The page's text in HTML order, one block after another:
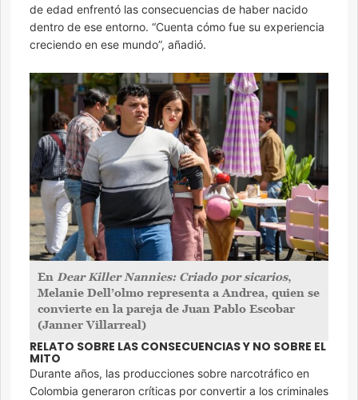
de edad enfrentó las consecuencias de haber nacido
dentro de ese entorno. “Cuenta cómo fue su experiencia
creciendo en ese mundo”, añadió.
En Dear Killer Nannies: Criado por sicarios,
Melanie Dell’olmo representa a Andrea, quien se
convierte en la pareja de Juan Pablo Escobar
(Janner Villarreal)
RELATO SOBRE LAS CONSECUENCIAS Y NO SOBRE EL
MITO
Durante años, las producciones sobre narcotráfico en
Colombia generaron críticas por convertir a los criminales